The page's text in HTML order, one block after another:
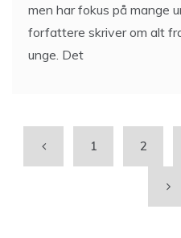
men har fokus på mange
forfattere skriver om alt
unge. Det
1 2